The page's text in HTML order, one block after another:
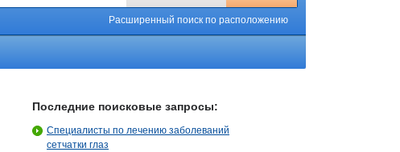
Расширенный поиск по расположению
Последние поисковые запросы:
Специалисты по лечению заболеваний
сетчатки глаз